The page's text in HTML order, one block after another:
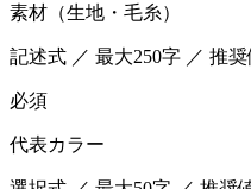
素材（生地・毛糸）
記述式 ／ 最大250字 ／ 推奨
必須
代表カラー